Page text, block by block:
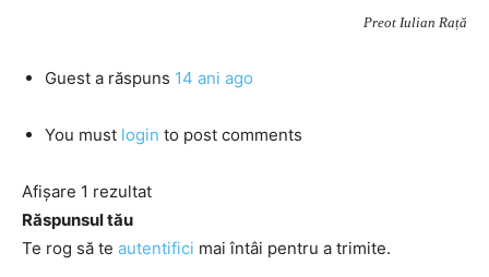
Preot Iulian Rață
Guest a răspuns 14 ani ago
You must login to post comments
Afișare 1 rezultat
Răspunsul tău
Te rog să te autentifici mai întâi pentru a trimite.